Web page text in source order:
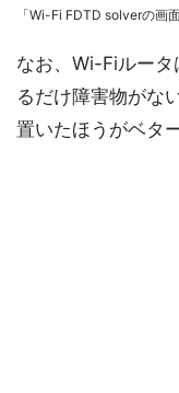
「Wi-Fi FDTD solverの画
なお、Wi-Fiルータ
るだけ障害物がな
置いたほうがベター